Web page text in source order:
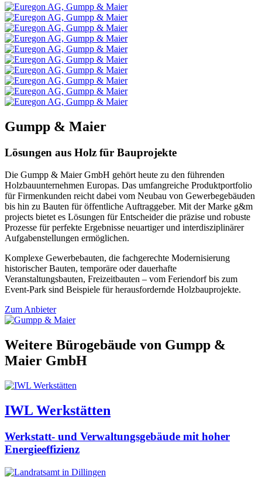
Gumpp & Maier
Lösungen aus Holz für Bauprojekte
Die Gumpp & Maier GmbH gehört heute zu den führenden
Holzbauunternehmen Europas. Das umfangreiche Produktportfolio
für Firmenkunden reicht dabei vom Neubau von Gewerbegebäuden
bis hin zu Bauten für öffentliche Auftraggeber. Mit der Marke g&m
projects bietet es Lösungen für Entscheider die präzise und robuste
Prozesse für perfekte Ergebnisse neuartiger und interdisziplinärer
Aufgabenstellungen ermöglichen.
Komplexe Gewerbebauten, die fachgerechte Modernisierung
historischer Bauten, temporäre oder dauerhafte
Veranstaltungsbauten, Freizeitbauten – vom Feriendorf bis zum
Event-Park sind Beispiele für herausfordernde Holzbauprojekte.
Zum Anbieter
Weitere Bürogebäude von Gumpp &
Maier GmbH
IWL Werkstätten
Werkstatt- und Verwaltungsgebäude mit hoher
Energieeffizienz